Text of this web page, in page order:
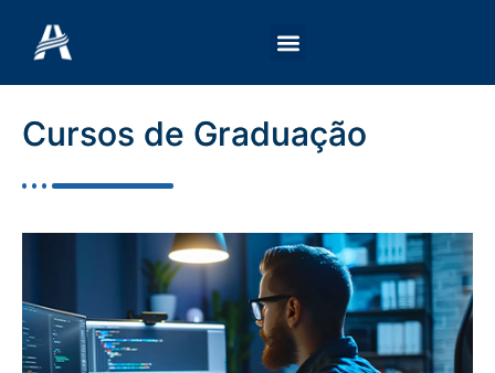
conteúdo
Cursos de Graduação